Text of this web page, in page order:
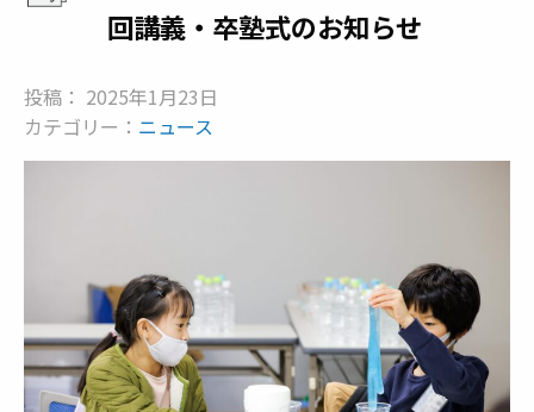
回講義・卒塾式のお知らせ
投稿： 2025年1月23日
カテゴリー： ニュース